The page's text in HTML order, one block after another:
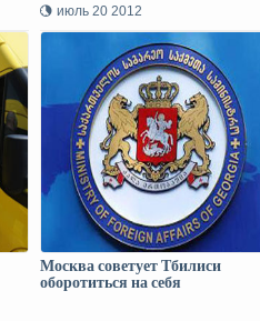
июль 20 2012
Москва советует Тбилиси
оборотиться на себя